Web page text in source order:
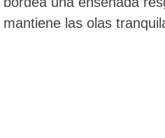
mantiene las olas